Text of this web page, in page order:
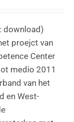
download)
proejct van
Center
medio 2011
van het
en West-